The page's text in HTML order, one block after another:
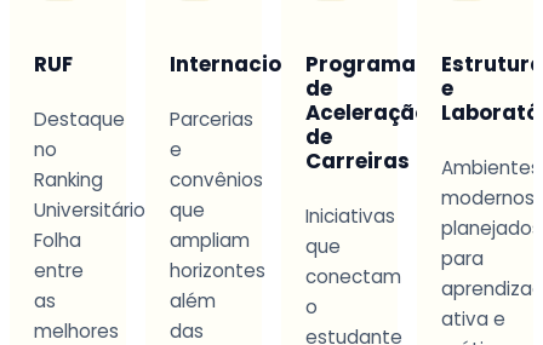
Internacionalização
Parcerias
e
convênios
que
ampliam
horizontes
além
das
Programa
Aceleração
Carreiras
Iniciativas
que
conectam
o
estudante
Estrutura
e
Laboratórios
Ambientes
planejados
para
aprendizagem
ativa e
na
Prática
que
integra
teoria
aplicada
a